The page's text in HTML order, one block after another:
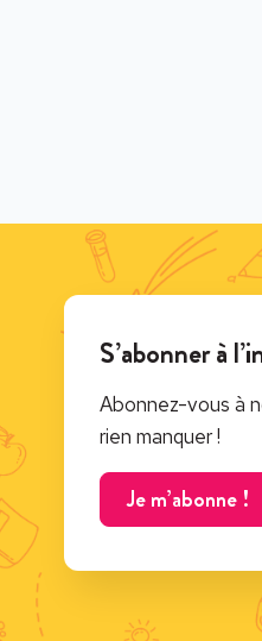
S’abonner à
Abonnez-vous à
rien manquer !
Je m’abonne !